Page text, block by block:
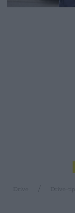
Drive Drive-tip